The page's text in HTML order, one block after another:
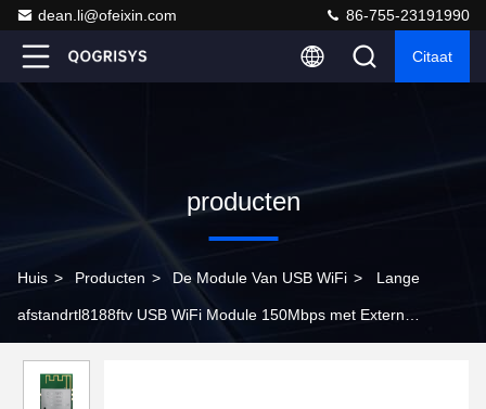
dean.li@ofeixin.com 86-755-23191990
Citaat
producten
Huis > Producten > De Module Van USB WiFi > Lange
afstandrtl8188ftv USB WiFi Module 150Mbps met Extern